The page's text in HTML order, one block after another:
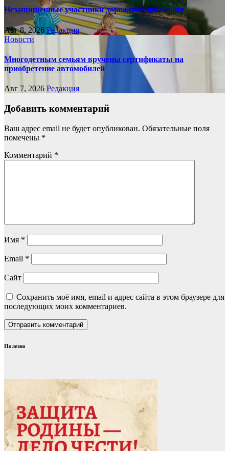
Незащищенные участники дорожного движения
Авг 8, 2026 Редакция
Новости
Многодетным семьям вручены сертификаты на
приобретение автомобилей
Авг 7, 2026 Редакция
Добавить комментарий
Ваш адрес email не будет опубликован. Обязательные поля
помечены *
Комментарий *
Имя *
Email *
Сайт
Сохранить моё имя, email и адрес сайта в этом браузере для
последующих моих комментариев.
Полезно